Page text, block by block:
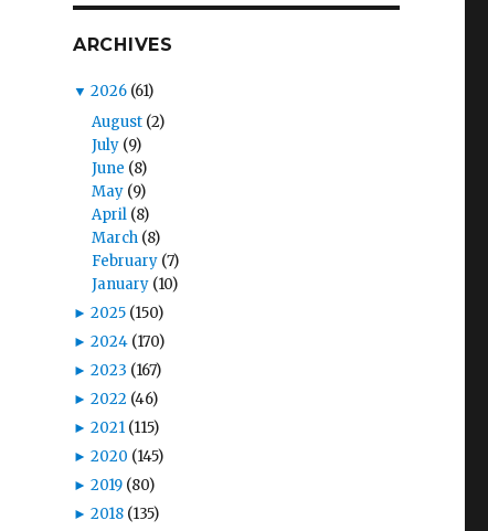
ARCHIVES
▼ 2026 (61)
August (2)
July (9)
June (8)
May (9)
April (8)
March (8)
February (7)
January (10)
► 2025 (150)
► 2024 (170)
► 2023 (167)
► 2022 (46)
► 2021 (115)
► 2020 (145)
► 2019 (80)
► 2018 (135)